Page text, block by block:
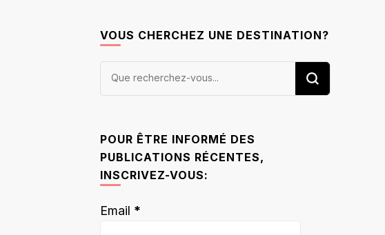
VOUS CHERCHEZ UNE DESTINATION?
Vous
POUR ÊTRE INFORMÉ DES
PUBLICATIONS RÉCENTES,
INSCRIVEZ-VOUS:
Email *